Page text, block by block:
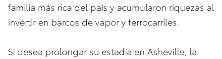
familia más rica del país y acumularon riquezas al
invertir en barcos de vapor y ferrocarriles.
Si desea prolongar su estadía en Asheville, la